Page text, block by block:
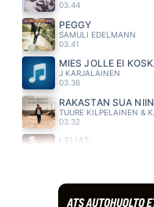
03.44
PEGGY
SAMULI EDELMANN
03.41
MIES JOLLE EI
J KARJALAINEN
03.36
RAKASTAN SUA
TUURE KILPELAINEN &
03.32
LEIJAT
EAGLES
03.24